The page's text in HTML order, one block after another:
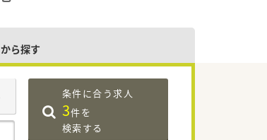
から探す
条件に合う求人
3件を
検索する